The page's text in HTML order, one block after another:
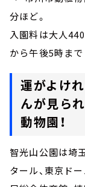
分ほど。
入園料は大人
から午後5時まで
運がよけ
んが見ら
動物園！
智光山公園は埼
タール、東京ド